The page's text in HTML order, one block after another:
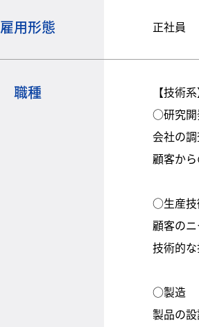
雇用形態 正社員
職種
【技術系
○研究開
会社の
顧客か
○⽣産技
顧客の
技術的
○製造
製品の